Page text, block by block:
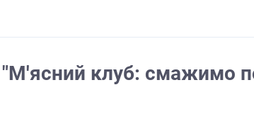
клуб: смажимо